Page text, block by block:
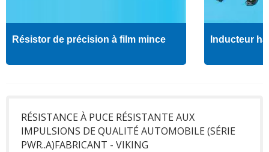
Résistor de précision à film mince Inducteur
RÉSISTANCE À PUCE RÉSISTANTE AUX
IMPULSIONS DE QUALITÉ AUTOMOBILE (SÉRIE
PWR..A)FABRICANT - VIKING